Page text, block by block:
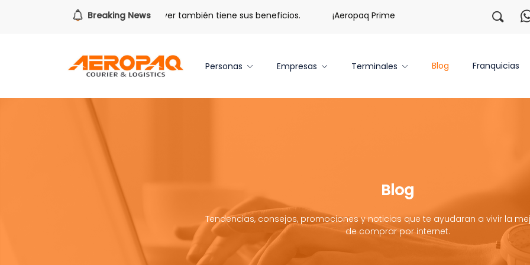
Breaking News
todo lo que viene. Volver también tiene sus beneficios. ¡Aeropaq Prime TE DA MÁS! ¡Regístrate con
Personas Empresas Terminales Blog Franquicias
Blog
Tendencias, consejos, promociones y noticias que te ayudaran a vivir la
de comprar por internet.